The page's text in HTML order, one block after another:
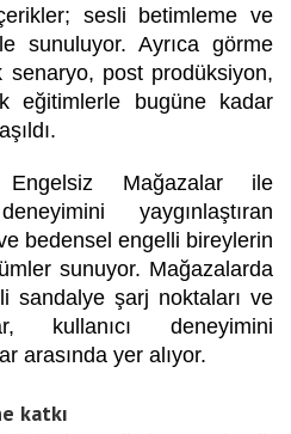
sesli betimleme ve
sunuluyor. Ayrıca görme
post prodüksiyon,
eğitimlerle bugüne kadar
Mağazalar ile
yaygınlaştıran
bedensel engelli bireylerin
sunuyor. Mağazalarda
sandalye şarj noktaları ve
kullanıcı deneyimini
arasında yer alıyor.
katkı